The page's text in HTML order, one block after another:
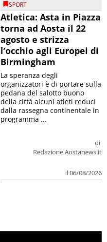
SPORT
Atletica: Asta in Piazza
torna ad Aosta il 22
agosto e strizza
l’occhio agli Europei di
Birmingham
di
Redazione Aostanews.it
il 06/08/2026
La speranza degli
organizzatori è di portare sulla
pedana del salotto buono
della città alcuni atleti reduci
dalla rassegna continentale in
programma ...